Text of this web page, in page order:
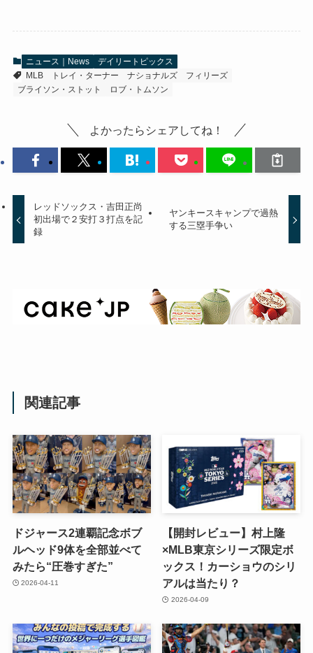
ニュース｜News
デイリートピックス
MLB
トレイ・ターナー ナショナルズ
フィリーズ
ブライソン・ストット
ロブ・トムソン
よかったらシェアしてね！
レッドソックス・吉田正尚
初出場で２安打３打点を記
録
ヤンキースキャンプで過熱
する三塁手争い
関連記事
ドジャース2連覇記念ボブ
ルヘッド9体を全部並べて
みたら“圧巻すぎた”
2026-04-11
【開封レビュー】村上隆
×MLB東京シリーズ限定ボ
ックス！カーショウのシリ
アルは当たり？
2026-04-09